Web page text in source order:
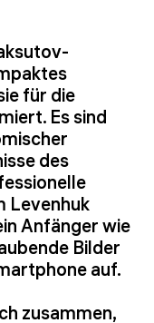
für die
Es sind
des
Levenhuk
Anfänger wie
Bilder
auf.
zusammen,